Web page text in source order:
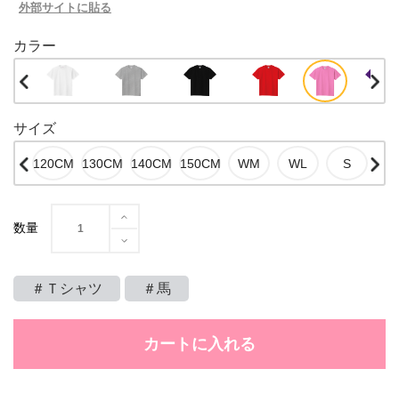
外部サイトに貼る
カラー
サイズ
数量
＃Ｔシャツ ＃馬
カートに入れる